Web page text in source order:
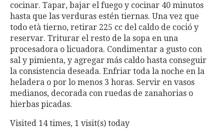
cocinar. Tapar, bajar el fuego y cocinar 40 minutos
hasta que las verduras estén tiernas. Una vez que
todo età tierno, retirar 225 cc del caldo de coció y
reservar. Triturar el resto de la sopa en una
procesadora o licuadora. Condimentar a gusto con
sal y pimienta, y agregar más caldo hasta conseguir
la consistencia deseada. Enfriar toda la noche en la
heladera o por lo menos 3 horas. Servir en vasos
medianos, decorada con ruedas de zanahorias o
hierbas picadas.
Visited 14 times, 1 visit(s) today